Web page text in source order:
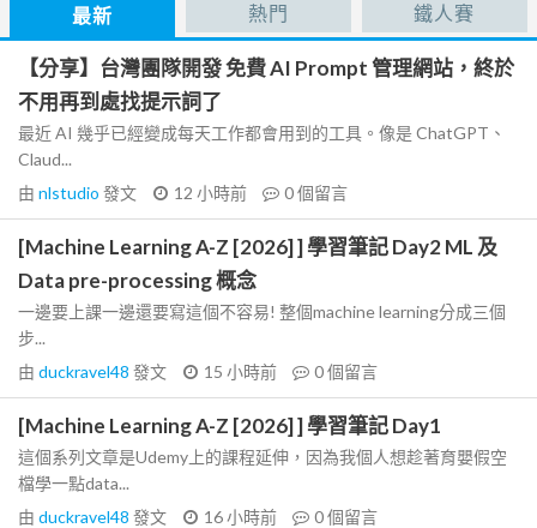
最新 熱門 鐵人賽
【分享】台灣團隊開發 免費 AI Prompt 管理網站，終於
不用再到處找提示詞了
最近 AI 幾乎已經變成每天工作都會用到的工具。像是 ChatGPT、
Claud...
由 nlstudio 發文 12 小時前 0個留言
[Machine Learning A-Z [2026] ] 學習筆記 Day2 ML 及
Data pre-processing 概念
一邊要上課一邊還要寫這個不容易! 整個machine learning分成三個
步...
由 duckravel48 發文 15 小時前 0個留言
[Machine Learning A-Z [2026] ] 學習筆記 Day1
這個系列文章是Udemy上的課程延伸，因為我個人想趁著育嬰假空
檔學一點data...
由 duckravel48 發文 16 小時前 0個留言